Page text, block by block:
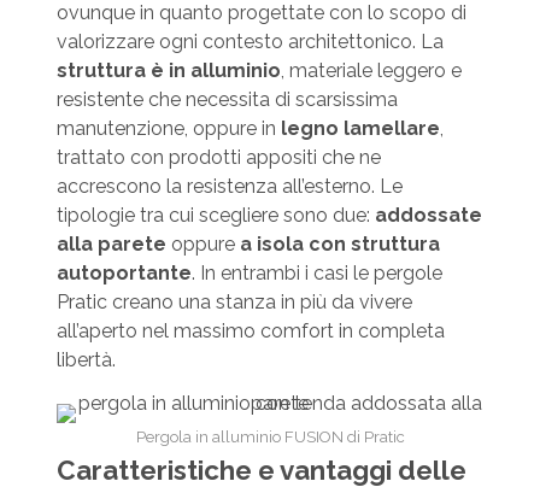
ovunque in quanto progettate con lo scopo di
valorizzare ogni contesto architettonico. La
struttura è in alluminio, materiale leggero e
resistente che necessita di scarsissima
manutenzione, oppure in legno lamellare,
trattato con prodotti appositi che ne
accrescono la resistenza all’esterno. Le
tipologie tra cui scegliere sono due: addossate
alla parete oppure a isola con struttura
autoportante. In entrambi i casi le pergole
Pratic creano una stanza in più da vivere
all’aperto nel massimo comfort in completa
libertà.
Pergola in alluminio FUSION di Pratic
Caratteristiche e vantaggi delle